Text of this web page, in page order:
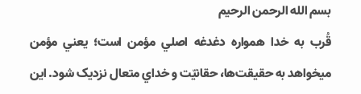
بسم الله الرحمن الرحيم
قُرب به خدا همواره دغدغه اصلي مؤمن است؛ يعني مؤمن
مي‎خواهد به حقيقت‌­ها، حقانيّت و خداي متعال نزديک شود. اين